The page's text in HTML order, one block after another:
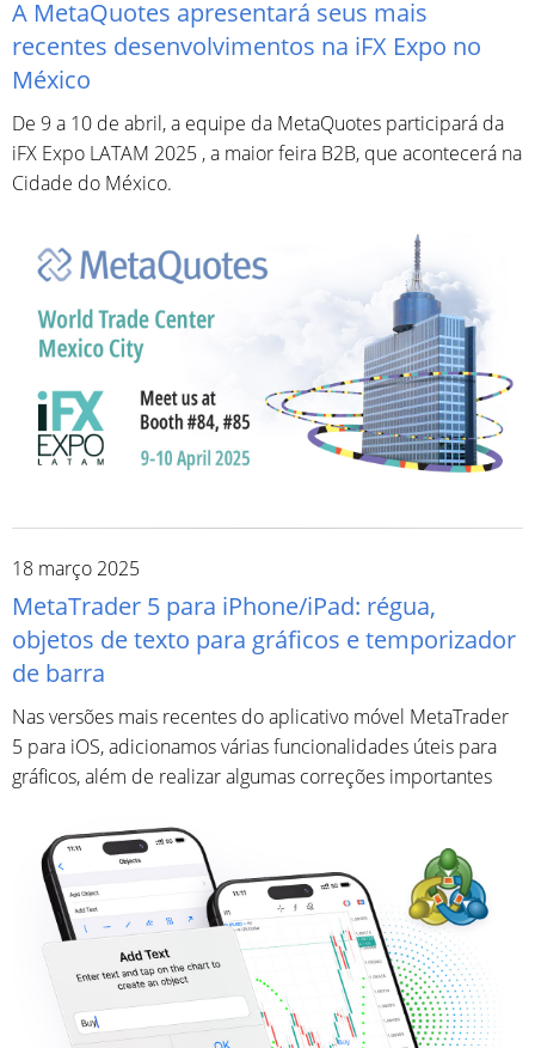
A MetaQuotes apresentará seus mais
recentes desenvolvimentos na iFX Expo no
México
De 9 a 10 de abril, a equipe da MetaQuotes participará da
iFX Expo LATAM 2025 , a maior feira B2B, que acontecerá na
Cidade do México.
18 março 2025
MetaTrader 5 para iPhone/iPad: régua,
objetos de texto para gráficos e temporizador
de barra
Nas versões mais recentes do aplicativo móvel MetaTrader
5 para iOS, adicionamos várias funcionalidades úteis para
gráficos, além de realizar algumas correções importantes